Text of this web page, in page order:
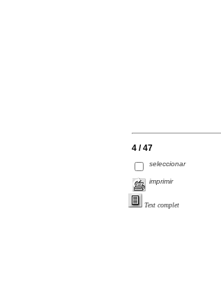
4 / 47
seleccionar
imprimir
Text complet